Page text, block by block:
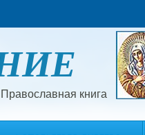
Православная книга